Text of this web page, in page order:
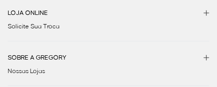
LOJA ONLINE
Solicite Sua Troca
SOBRE A GREGORY
Nossas Lojas